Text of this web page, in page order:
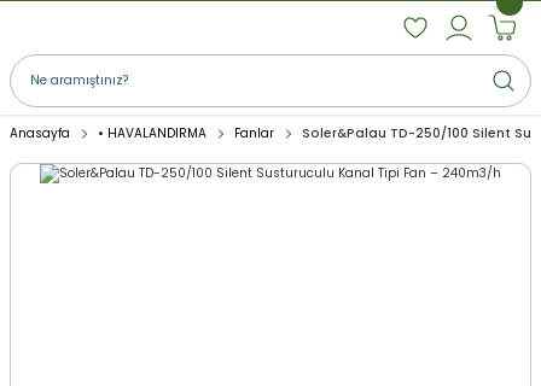
Anasayfa • HAVALANDIRMA Fanlar Soler&Palau TD-250/100 Silent